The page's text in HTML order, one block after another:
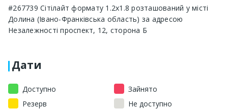
#267739 Сітілайт формату 1.2х1.8 розташований у місті
Долина (Івано-Франківська область) за адресою
Незалежності проспект, 12, сторона Б
Дати
Доступно
Зайнято
Резерв
Не доступно